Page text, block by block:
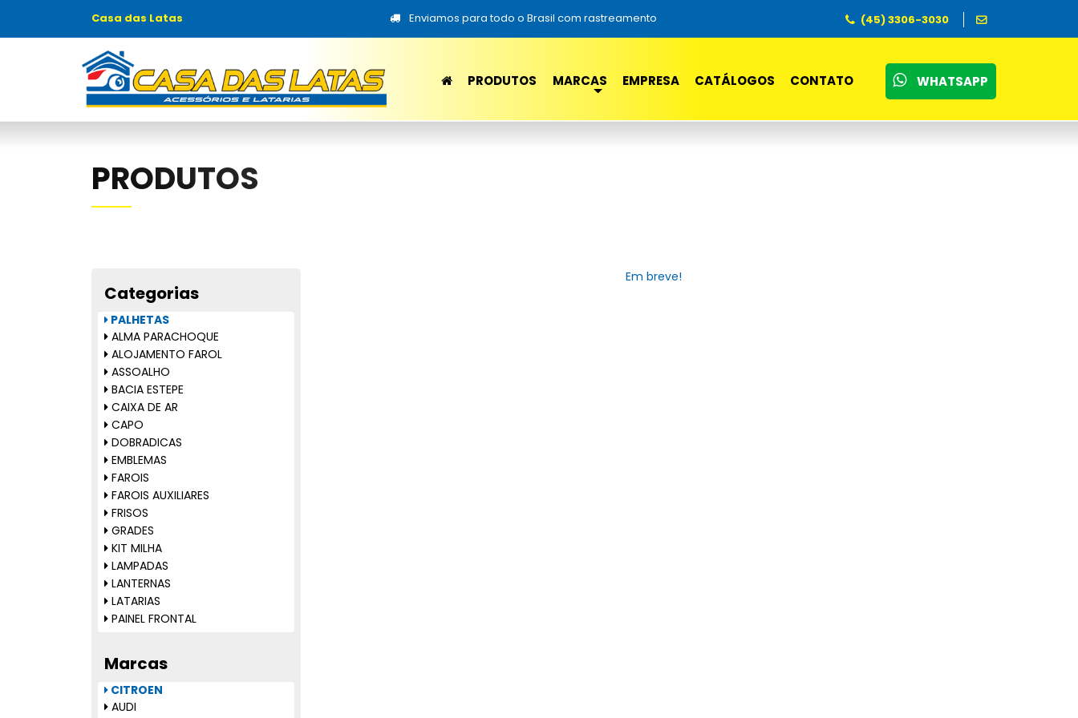
Casa das Latas Enviamos para todo o Brasil com rastreamento (45) 3306-3030
PRODUTOS MARCAS EMPRESA CATÁLOGOS CONTATO WHATSAPP
PRODUTOS
Categorias
ALMA PARACHOQUE
ALOJAMENTO FAROL
ASSOALHO
BACIA ESTEPE
CAIXA DE AR
CAPO
DOBRADICAS
EMBLEMAS
FAROIS
FAROIS AUXILIARES
FRISOS
GRADES
KIT MILHA
LAMPADAS
LANTERNAS
LATARIAS
PAINEL FRONTAL
PALHETAS
PARABARRO
PARACHOQUES
PARALAMAS
REFLETOR PARACHOQUE
Marcas
AUDI
CITROEN
Em breve!